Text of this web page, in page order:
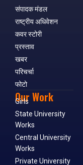
संपादक मंडल
राष्ट्रीय अधिवेशन
कवर स्टोरी
प्रस्ताव
खबर
परिचर्चा
फोटो
Our Work
Girls
State University
Works
Central University
Works
Private University